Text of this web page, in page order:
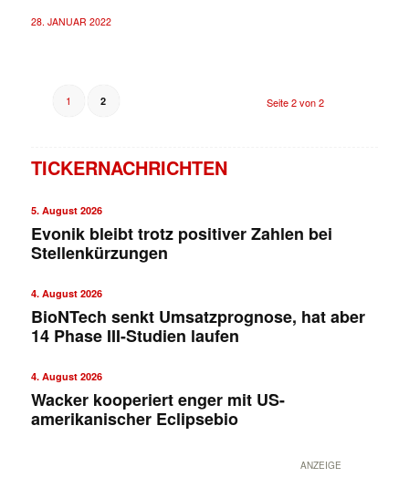
28. JANUAR 2022
Seite 2 von 2
1 2
TICKERNACHRICHTEN
5. August 2026
Evonik bleibt trotz positiver Zahlen bei
Stellenkürzungen
4. August 2026
BioNTech senkt Umsatzprognose, hat aber
14 Phase III-Studien laufen
4. August 2026
Wacker kooperiert enger mit US-
amerikanischer Eclipsebio
ANZEIGE